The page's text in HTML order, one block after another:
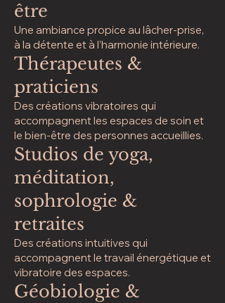
être
Une ambiance propice au lâcher-prise,
à la détente et à l’harmonie intérieure.
Thérapeutes &
praticiens
Des créations vibratoires qui
accompagnent les espaces de soin et
le bien-être des personnes accueillies.
Studios de yoga,
méditation,
sophrologie &
retraites
Des créations intuitives qui
accompagnent le travail énergétique et
vibratoire des espaces.
Géobiologie &